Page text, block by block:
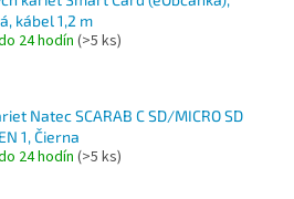
kábel 1,2 m
24 hodín (>5 ks)
Natec SCARAB C SD/MICRO SD
1, Čierna
24 hodín (>5 ks)